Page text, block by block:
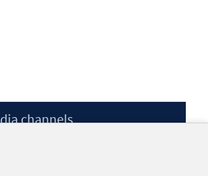
channels